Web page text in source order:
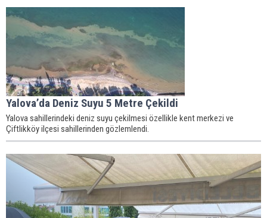
Yalova’da Deniz Suyu 5 Metre Çekildi
Yalova sahillerindeki deniz suyu çekilmesi özellikle kent merkezi ve
Çiftlikköy ilçesi sahillerinden gözlemlendi.